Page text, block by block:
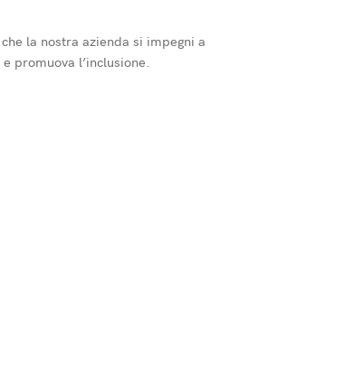
la nostra azienda si impegni a
promuova l’inclusione.